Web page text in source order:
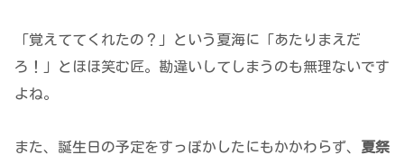
「覚えててくれたの？」という夏海に「あたりまえだ
ろ！」とほほ笑む匠。勘違いしてしまうのも無理ないです
よね。
また、誕生日の予定をすっぽかしたにもかかわらず、 夏祭